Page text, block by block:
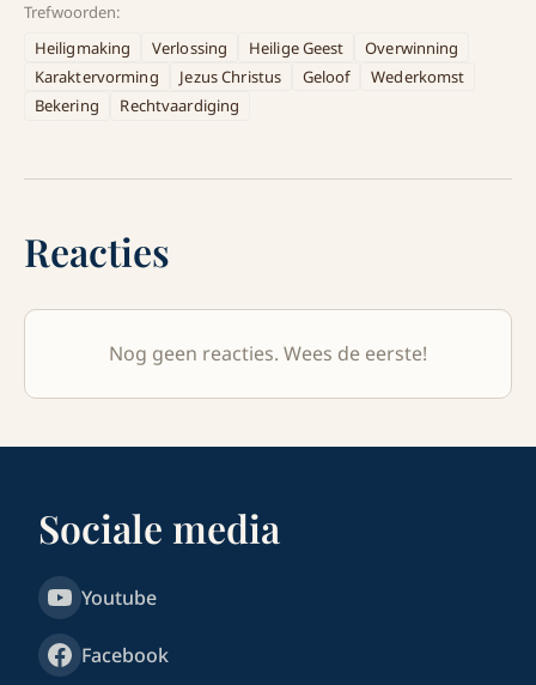
Trefwoorden:
Heiligmaking
Verlossing Heilige Geest
Overwinning
Karaktervorming
Jezus Christus Geloof
Wederkomst
Bekering
Rechtvaardiging
Reacties
Nog geen reacties. Wees de eerste!
Sociale media
Youtube
Facebook